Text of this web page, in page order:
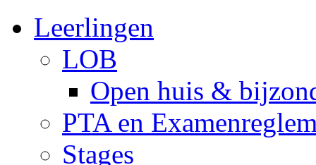
Leerlingen
LOB
Open huis &
PTA en
Stages